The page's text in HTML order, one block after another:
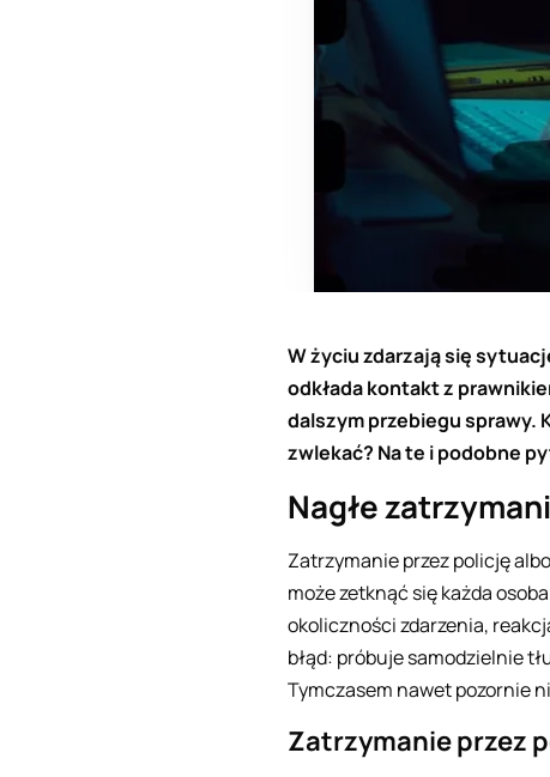
W życiu zdarzają się
odkłada kontakt z
dalszym przebiegu sprawy.
zwlekać? Na te i podobne
Nagłe
Zatrzymanie przez policję
może zetknąć się każda
okoliczności zdarzenia,
błąd: próbuje samodzielnie
Tymczasem nawet pozornie
Zatrzymanie przez